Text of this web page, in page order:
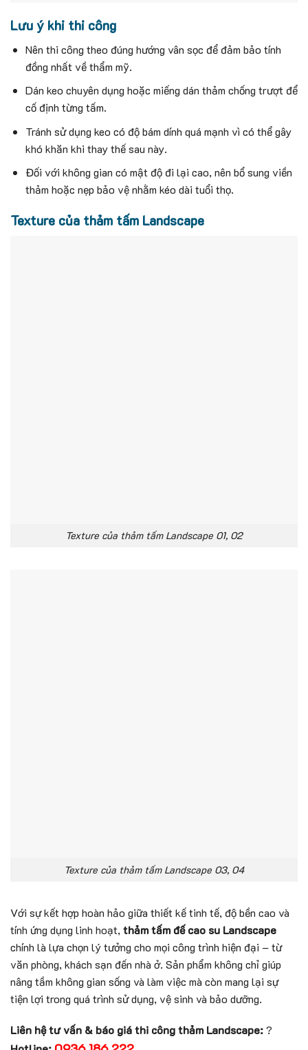
Lưu ý khi thi công
Nên thi công theo đúng hướng vân sọc để đảm bảo tính
đồng nhất về thẩm mỹ.
Dán keo chuyên dụng hoặc miếng dán thảm chống trượt để
cố định từng tấm.
Tránh sử dụng keo có độ bám dính quá mạnh vì có thể gây
khó khăn khi thay thế sau này.
Đối với không gian có mật độ đi lại cao, nên bổ sung viền
thảm hoặc nẹp bảo vệ nhằm kéo dài tuổi thọ.
Texture của thảm tấm Landscape
Texture của thảm tấm Landscape 01, 02
Texture của thảm tấm Landscape 03, 04
Với sự kết hợp hoàn hảo giữa thiết kế tinh tế, độ bền cao và
tính ứng dụng linh hoạt, thảm tấm đế cao su Landscape
chính là lựa chọn lý tưởng cho mọi công trình hiện đại – từ
văn phòng, khách sạn đến nhà ở. Sản phẩm không chỉ giúp
nâng tầm không gian sống và làm việc mà còn mang lại sự
tiện lợi trong quá trình sử dụng, vệ sinh và bảo dưỡng.
Liên hệ tư vấn & báo giá thi công thảm Landscape:?